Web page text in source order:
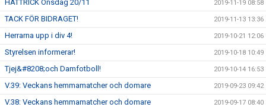
HATTRICK Onsdag 20/11 2019-11-19 08:58
TACK FÖR BIDRAGET! 2019-11-13 13:36
Herrarna upp i div 4! 2019-10-21 12:06
Styrelsen informerar! 2019-10-18 10:49
Tjej&#8208;och Damfotboll! 2019-10-14 16:53
V.39: Veckans hemmamatcher och domare 2019-09-23 09:42
V.38: Veckans hemmamatcher och domare 2019-09-17 08:40